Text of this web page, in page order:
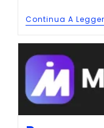
Continua A